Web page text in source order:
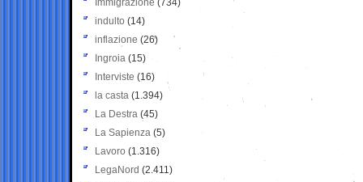
Immigrazione (734)
indulto (14)
inflazione (26)
Ingroia (15)
Interviste (16)
la casta (1.394)
La Destra (45)
La Sapienza (5)
Lavoro (1.316)
LegaNord (2.411)